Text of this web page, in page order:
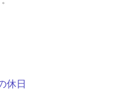
休日